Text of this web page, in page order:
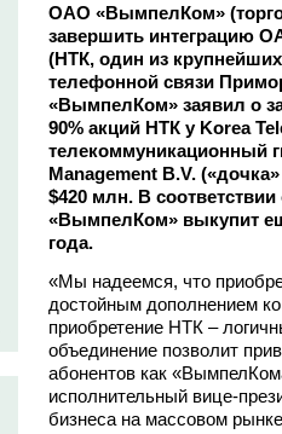
ОАО «ВымпелКом»
завершить интеграцию
(НТК, один из
телефонной связи
«ВымпелКом» заявил о
90% акций НТК у Korea
телекоммуникационный
Management B.V.
$420 млн. В
«ВымпелКом» выкупит
года.
«Мы надеемся, что
достойным дополнением
приобретение НТК –
объединение позволит
абонентов как
исполнительный вице-
бизнеса на массовом